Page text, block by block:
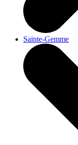
Sainte-Gemme